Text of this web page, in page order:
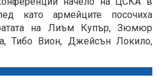
като армейците посочиха
на Лиъм Купър, Зюмюр
Тибо Вион, Джейсън Локило,